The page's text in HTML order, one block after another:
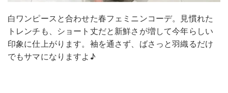
白ワンピースと合わせた春フェミニンコーデ。見慣れた
トレンチも、ショート丈だと新鮮さが増して今年らしい
印象に仕上がります。袖を通さず、ばさっと羽織るだけ
でもサマになりますよ♪